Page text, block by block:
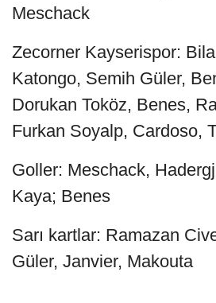
Meschack
Zecorner Kayserispor:
Katongo, Semih Güler,
Dorukan Toköz, Benes,
Furkan Soyalp, Cardoso,
Goller: Meschack,
Kaya; Benes
Sarı kartlar: Ramazan
Güler, Janvier, Makouta